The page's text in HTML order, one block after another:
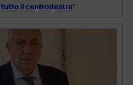
tutto il centrodestra”